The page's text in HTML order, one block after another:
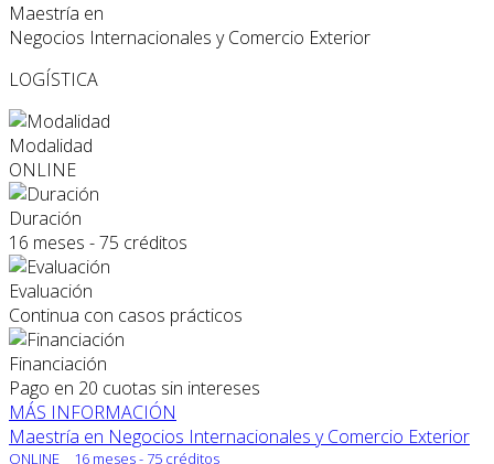
Maestría en
Negocios Internacionales y Comercio Exterior
LOGÍSTICA
Modalidad
ONLINE
Duración
16 meses - 75 créditos
Evaluación
Continua con casos prácticos
Financiación
Pago en 20 cuotas sin intereses
MÁS INFORMACIÓN
Maestría en Negocios Internacionales y Comercio Exterior
ONLINE 16 meses - 75 créditos